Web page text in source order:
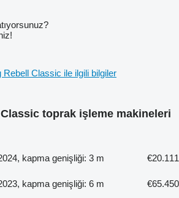
Rebell Classic ile ilgili bilgiler
toprak işleme makineleri
kapma genişliği: 3 m
€20.111
kapma genişliği: 6 m
€65.450